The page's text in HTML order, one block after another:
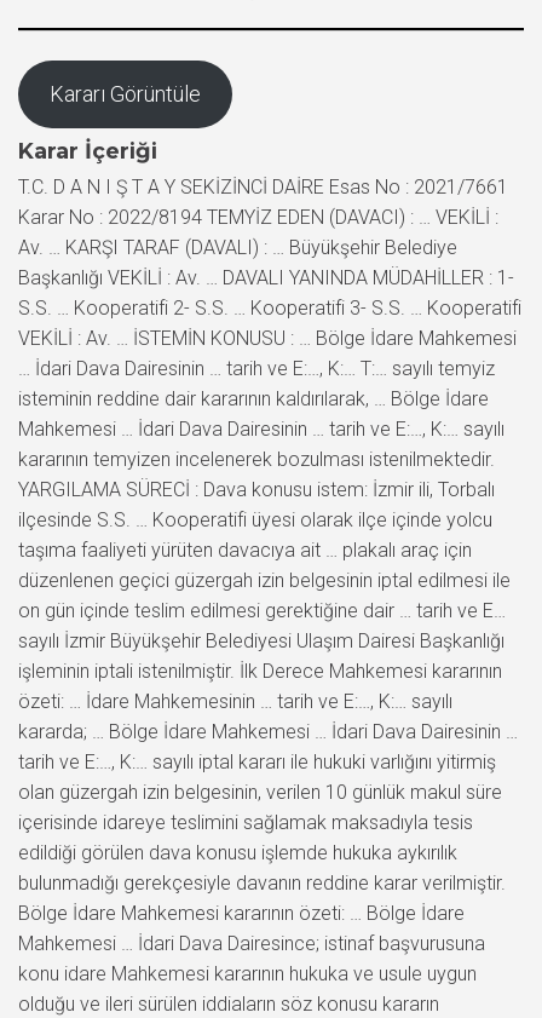
Kararı Görüntüle
Karar İçeriği
T.C. D A N I Ş T A Y SEKİZİNCİ DAİRE Esas No : 2021/7661
Karar No : 2022/8194 TEMYİZ EDEN (DAVACI) : … VEKİLİ :
Av. … KARŞI TARAF (DAVALI) : … Büyükşehir Belediye
Başkanlığı VEKİLİ : Av. … DAVALI YANINDA MÜDAHİLLER : 1-
S.S. … Kooperatifi 2- S.S. … Kooperatifi 3- S.S. … Kooperatifi
VEKİLİ : Av. … İSTEMİN KONUSU : … Bölge İdare Mahkemesi
… İdari Dava Dairesinin … tarih ve E:…, K:… T:… sayılı temyiz
isteminin reddine dair kararının kaldırılarak, … Bölge İdare
Mahkemesi … İdari Dava Dairesinin … tarih ve E:…, K:… sayılı
kararının temyizen incelenerek bozulması istenilmektedir.
YARGILAMA SÜRECİ : Dava konusu istem: İzmir ili, Torbalı
ilçesinde S.S. … Kooperatifi üyesi olarak ilçe içinde yolcu
taşıma faaliyeti yürüten davacıya ait … plakalı araç için
düzenlenen geçici güzergah izin belgesinin iptal edilmesi ile
on gün içinde teslim edilmesi gerektiğine dair … tarih ve E…
sayılı İzmir Büyükşehir Belediyesi Ulaşım Dairesi Başkanlığı
işleminin iptali istenilmiştir. İlk Derece Mahkemesi kararının
özeti: … İdare Mahkemesinin … tarih ve E:…, K:… sayılı
kararda; … Bölge İdare Mahkemesi … İdari Dava Dairesinin …
tarih ve E:…, K:… sayılı iptal kararı ile hukuki varlığını yitirmiş
olan güzergah izin belgesinin, verilen 10 günlük makul süre
içerisinde idareye teslimini sağlamak maksadıyla tesis
edildiği görülen dava konusu işlemde hukuka aykırılık
bulunmadığı gerekçesiyle davanın reddine karar verilmiştir.
Bölge İdare Mahkemesi kararının özeti: … Bölge İdare
Mahkemesi … İdari Dava Dairesince; istinaf başvurusuna
konu idare Mahkemesi kararının hukuka ve usule uygun
olduğu ve ileri sürülen iddiaların söz konusu kararın